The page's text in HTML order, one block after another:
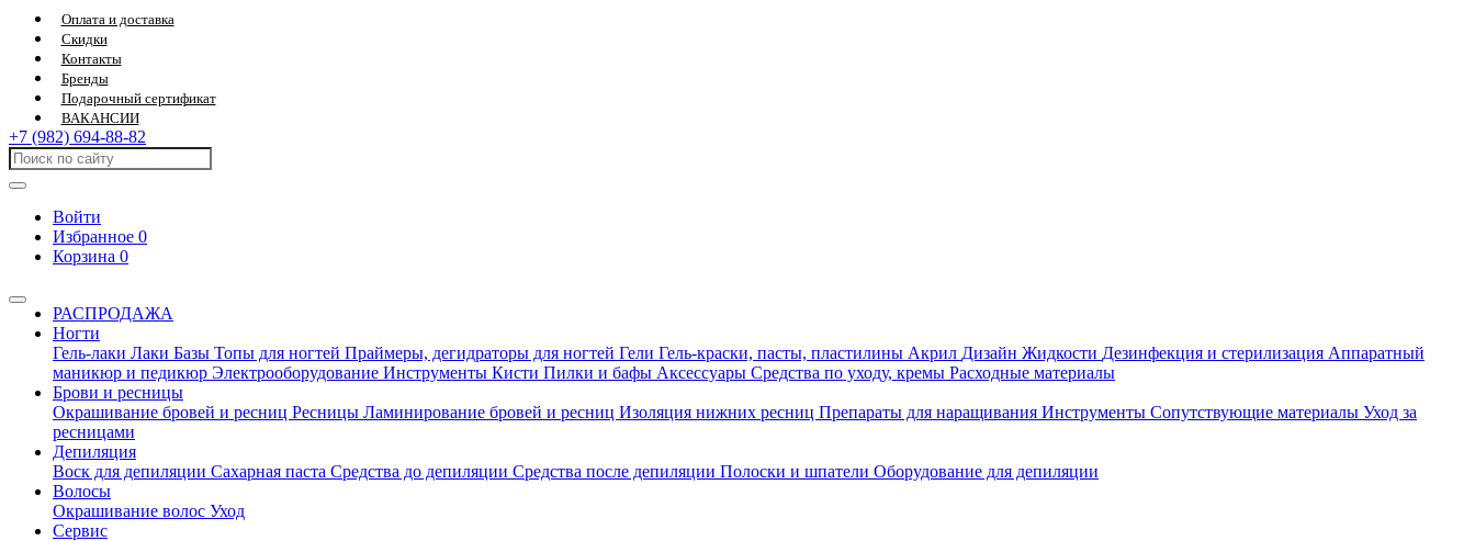
Оплата и доставка
Скидки
Контакты
Бренды
Подарочный сертификат
ВАКАНСИИ
+7 (982) 694-88-82
Войти
Избранное 0
Корзина 0
РАСПРОДАЖА
Ногти
Гель-лаки Лаки Базы Топы для ногтей Праймеры, дегидраторы для ногтей Гели Гель-краски, пасты, пластилины Акрил Дизайн Жидкости Дезинфекция и стерилизация Аппаратный
маникюр и педикюр Электрооборудование Инструменты Кисти Пилки и бафы Аксессуары Средства по уходу, кремы Расходные материалы
Брови и ресницы
Окрашивание бровей и ресниц Ресницы Ламинирование бровей и ресниц Изоляция нижних ресниц Препараты для наращивания Инструменты Сопутствующие материалы Уход за
ресницами
Депиляция
Воск для депиляции Сахарная паста Средства до депиляции Средства после депиляции Полоски и шпатели Оборудование для депиляции
Волосы
Окрашивание волос Уход
Сервис